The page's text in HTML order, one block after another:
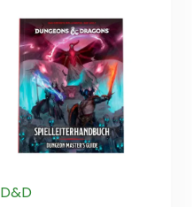
D&D